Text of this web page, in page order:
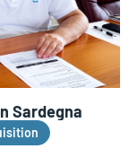
Sardegna